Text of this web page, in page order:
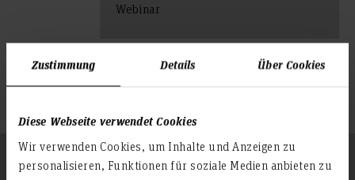
Zustimmung Details Über Cookies
Diese Webseite verwendet Cookies
Wir verwenden Cookies, um Inhalte und Anzeigen zu
personalisieren, Funktionen für soziale Medien anbieten zu
Webinar
Zum Seitenanfang
Folgen Sie uns